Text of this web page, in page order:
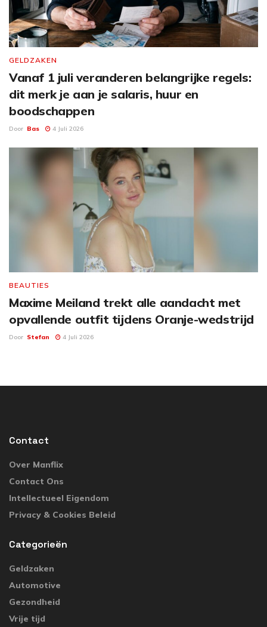
GELDZAKEN
Vanaf 1 juli veranderen belangrijke regels:
dit merk je aan je salaris, huur en
boodschappen
Door Bas 4 Juli 2026
BEAUTIES
Maxime Meiland trekt alle aandacht met
opvallende outfit tijdens Oranje-wedstrijd
Door Stefan 4 Juli 2026
Contact
Over Manflix
Contact Ons
Intellectueel Eigendom
Privacy & Cookies Beleid
Categorieën
Geldzaken
Automotive
Gezondheid
Vrije tijd